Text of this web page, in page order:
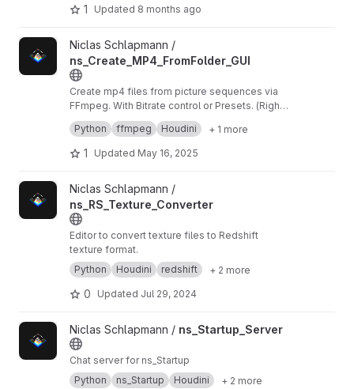
wizualnej, wydajności i możliwości integracji.
filmach, wizualizacjach i VR.
1 Updated 8 months ago
View ns_Create_MP4_FromFolder_GUI project
Niclas Schlapmann /
ns_Create_MP4_FromFolder_GUI
Create mp4 files from picture sequences via
FFmpeg. With Bitrate control or Presets. (Right-
Click on folder)
OCIO AcesCG -> srgb conversion via
hoiiotool.exe (SideFX Houdini).
And as gimmick, generate .gifs from .mp4,
.mov, .avi files (Right-Click on file)
Python ffmpeg Houdini + 1 more
1 Updated May 16, 2025
View ns_RS_Texture_Converter project
Niclas Schlapmann /
ns_RS_Texture_Converter
Editor to convert texture files to Redshift
texture format.
Python
Houdini redshift + 2 more
0 Updated Jul 29, 2024
View ns_Startup_Server project
Niclas Schlapmann / ns_Startup_Server
Chat server for ns_Startup
Python
ns_Startup Houdini + 2 more